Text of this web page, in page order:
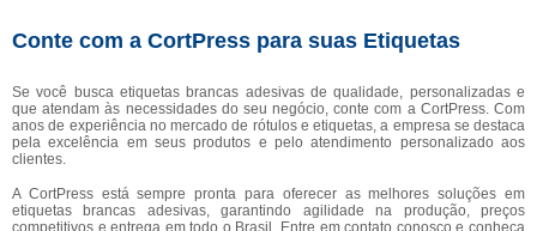
Conte com a CortPress para suas Etiquetas
Se você busca etiquetas brancas adesivas de qualidade, personalizadas e
que atendam às necessidades do seu negócio, conte com a CortPress. Com
anos de experiência no mercado de rótulos e etiquetas, a empresa se destaca
pela excelência em seus produtos e pelo atendimento personalizado aos
clientes.
A CortPress está sempre pronta para oferecer as melhores soluções em
etiquetas brancas adesivas, garantindo agilidade na produção, preços
competitivos e entrega em todo o Brasil. Entre em contato conosco e conheça